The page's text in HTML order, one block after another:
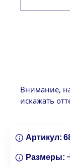
Внимание,
искажать
Артикул:
Размеры: